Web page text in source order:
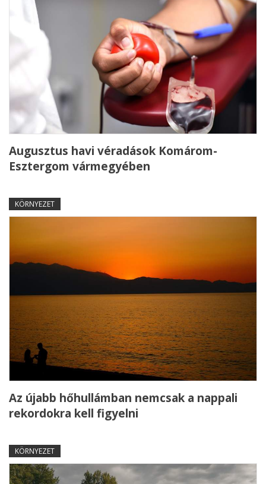
Augusztus havi véradások Komárom-
Esztergom vármegyében
KÖRNYEZET
Az újabb hőhullámban nemcsak a nappali
rekordokra kell figyelni
KÖRNYEZET